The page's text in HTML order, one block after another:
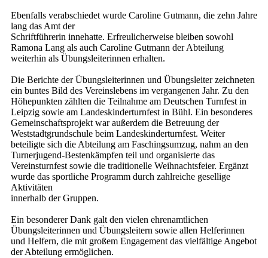
Ebenfalls verabschiedet wurde Caroline Gutmann, die zehn Jahre
lang das Amt der
Schriftführerin innehatte. Erfreulicherweise bleiben sowohl
Ramona Lang als auch Caroline Gutmann der Abteilung
weiterhin als Übungsleiterinnen erhalten.
Die Berichte der Übungsleiterinnen und Übungsleiter zeichneten
ein buntes Bild des Vereinslebens im vergangenen Jahr. Zu den
Höhepunkten zählten die Teilnahme am Deutschen Turnfest in
Leipzig sowie am Landeskinderturnfest in Bühl. Ein besonderes
Gemeinschaftsprojekt war außerdem die Betreuung der
Weststadtgrundschule beim Landeskinderturnfest. Weiter
beteiligte sich die Abteilung am Faschingsumzug, nahm an den
Turnerjugend-Bestenkämpfen teil und organisierte das
Vereinsturnfest sowie die traditionelle Weihnachtsfeier. Ergänzt
wurde das sportliche Programm durch zahlreiche gesellige
Aktivitäten
innerhalb der Gruppen.
Ein besonderer Dank galt den vielen ehrenamtlichen
Übungsleiterinnen und Übungsleitern sowie allen Helferinnen
und Helfern, die mit großem Engagement das vielfältige Angebot
der Abteilung ermöglichen.